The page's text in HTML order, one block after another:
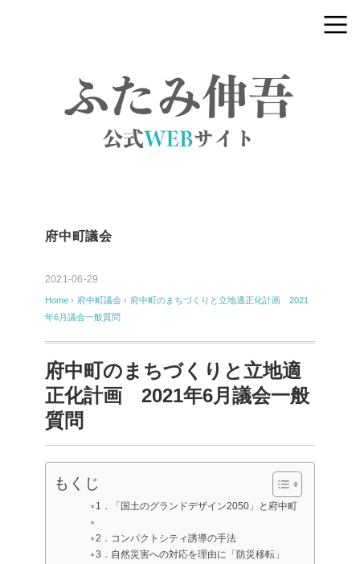
府中町議会
2021-06-29
Home › 府中町議会 › 府中町のまちづくりと立地適正化計画 2021
年6月議会一般質問
府中町のまちづくりと立地適
正化計画 2021年6月議会一般
質問
もくじ
1．「国土のグランドデザイン2050」と府中町
2．コンパクトシティ誘導の手法
3．自然災害への対応を理由に「防災移転」